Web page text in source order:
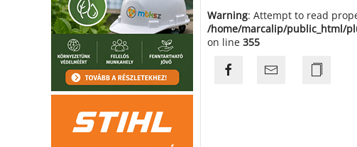
Warning: Attempt to read
/home/marcalip/public_html/
on line 355